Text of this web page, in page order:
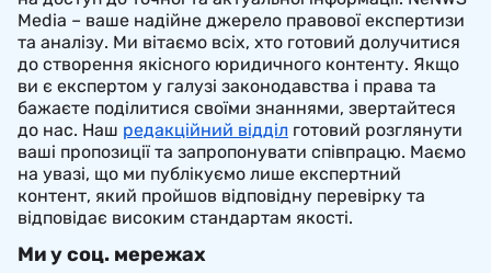
Media – ваше надійне джерело правової експертизи
та аналізу. Ми вітаємо всіх, хто готовий долучитися
до створення якісного юридичного контенту. Якщо
ви є експертом у галузі законодавства і права та
бажаєте поділитися своїми знаннями, звертайтеся
до нас. Наш редакційний відділ готовий розглянути
ваші пропозиції та запропонувати співпрацю. Маємо
на увазі, що ми публікуємо лише експертний
контент, який пройшов відповідну перевірку та
відповідає високим стандартам якості.
Ми у соц. мережах